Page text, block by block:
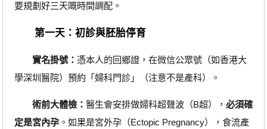
要規劃好三天嘅時間調配。
第一天：初診與胚胎停育
實名掛號： 憑本人的回鄉證，在微信公眾號（如香港大
學深圳醫院）預約「婦科門診」（注意不是產科）。
術前大體檢： 醫生會安排做婦科超聲波（B超）， 必須確
定是宮內孕。如果是宮外孕（Ectopic Pregnancy），食流產